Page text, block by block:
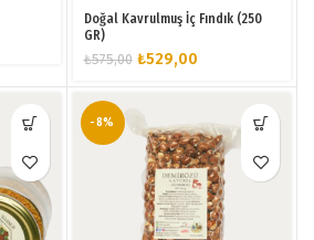
Doğal Kavrulmuş İç Fındık (250
GR)
₺575,00 Orijinal
₺529,00Şu
₺529,00.
-8%